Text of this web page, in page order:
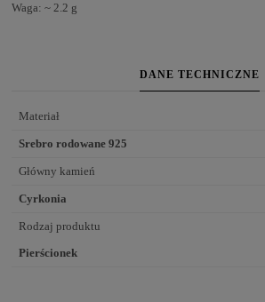
Waga: ~ 2.2 g
DANE TECHNICZNE
Materiał
Srebro rodowane 925
Główny kamień
Cyrkonia
Rodzaj produktu
Pierścionek